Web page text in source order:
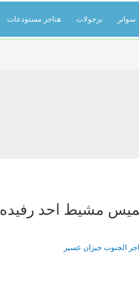
سواتر برجولات هناجر مستودعات
خميس مشيط احد رفيده
الجنوب جيزان عسير